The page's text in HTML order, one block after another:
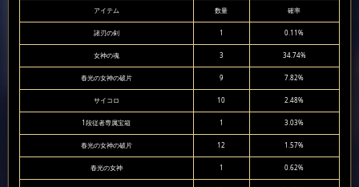
アイテム 数量 確率
諸刃の剣 1 0.11%
女神の魂 3 34.74%
春光の女神の破片 9 7.82%
サイコロ 10 2.48%
1段従者専属宝箱 1 3.03%
春光の女神の破片 12 1.57%
春光の女神 1 0.62%